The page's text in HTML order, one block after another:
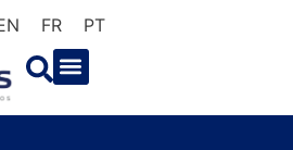
FR PT